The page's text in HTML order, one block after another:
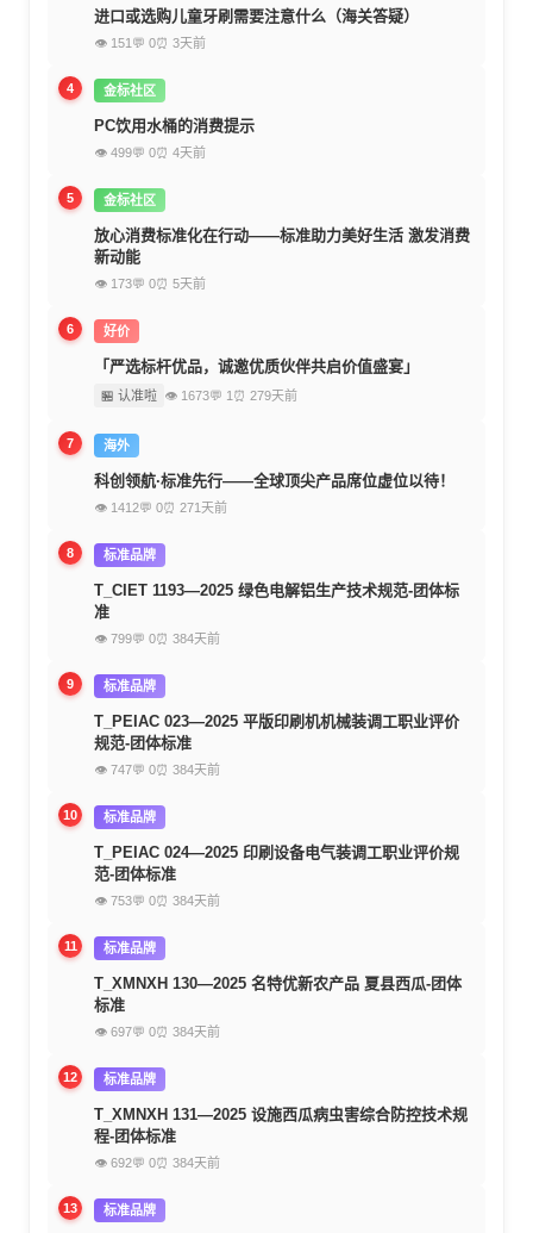
进口或选购儿童牙刷需要注意什么（海关答疑）
👁 151 💬 0⏰ 3天前
4 金标社区
PC饮用水桶的消费提示
👁 499💬 0⏰ 4天前
5 金标社区
放心消费标准化在行动——标准助力美好生活 激发消费
新动能
👁 173💬 0⏰ 5天前
6 好价
「严选标杆优品，诚邀优质伙伴共启价值盛宴」
🏪 认准啦 👁 1673💬 1 ⏰ 279天前
7 海外
科创领航·标准先行——全球顶尖产品席位虚位以待！
👁 1412💬 0⏰ 271天前
8 标准品牌
T_CIET 1193—2025 绿色电解铝生产技术规范-团体标
准
👁 799💬 0⏰ 384天前
9 标准品牌
T_PEIAC 023—2025 平版印刷机机械装调工职业评价
规范-团体标准
👁 747💬 0⏰ 384天前
10 标准品牌
T_PEIAC 024—2025 印刷设备电气装调工职业评价规
范-团体标准
👁 753💬 0⏰ 384天前
11 标准品牌
T_XMNXH 130—2025 名特优新农产品 夏县西瓜-团体
标准
👁 697💬 0⏰ 384天前
12 标准品牌
T_XMNXH 131—2025 设施西瓜病虫害综合防控技术规
程-团体标准
👁 692💬 0⏰ 384天前
13 标准品牌